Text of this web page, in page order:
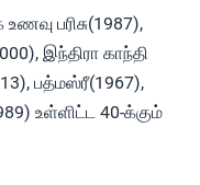
பரிசு(1987),
இந்திரா காந்தி
பத்மஸ்ரீ(1967),
உள்ளிட்ட 40-க்கும்